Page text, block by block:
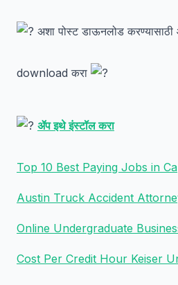
अशा पोस्ट डाऊनलोड
download करा
ॲप इथे इंस्टॉल करा
Top 10 Best Paying Jobs in
Austin Truck Accident
Online Undergraduate
Cost Per Credit Hour Keiser